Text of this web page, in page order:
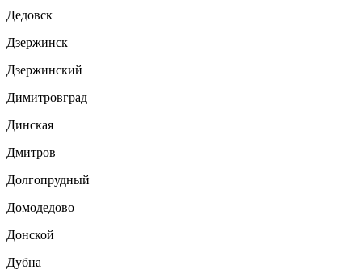
Дедовск
Дзержинск
Дзержинский
Димитровград
Динская
Дмитров
Долгопрудный
Домодедово
Донской
Дубна